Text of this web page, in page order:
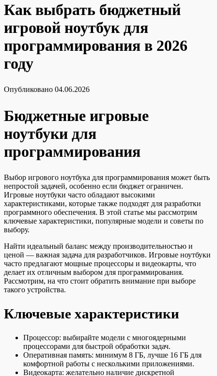
Как выбрать бюджетный
игровой ноутбук для
программирования в 2026
году
Опубликовано 04.06.2026
Бюджетные игровые
ноутбуки для
программирования
Выбор игрового ноутбука для программирования может быть
непростой задачей, особенно если бюджет ограничен.
Игровые ноутбуки часто обладают высокими
характеристиками, которые также подходят для разработки
программного обеспечения. В этой статье мы рассмотрим
ключевые характеристики, популярные модели и советы по
выбору.
Найти идеальный баланс между производительностью и
ценой — важная задача для разработчиков. Игровые ноутбуки
часто предлагают мощные процессоры и видеокарты, что
делает их отличным выбором для программирования.
Рассмотрим, на что стоит обратить внимание при выборе
такого устройства.
Ключевые характеристики
Процессор: выбирайте модели с многоядерными
процессорами для быстрой обработки задач.
Оперативная память: минимум 8 ГБ, лучше 16 ГБ для
комфортной работы с несколькими приложениями.
Видеокарта: желательно наличие дискретной